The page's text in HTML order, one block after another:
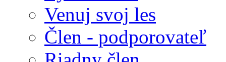
Venuj svoj les
Člen - podporovateľ